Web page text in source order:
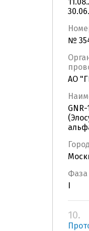
№
АО
GNR-
Фаза
10.